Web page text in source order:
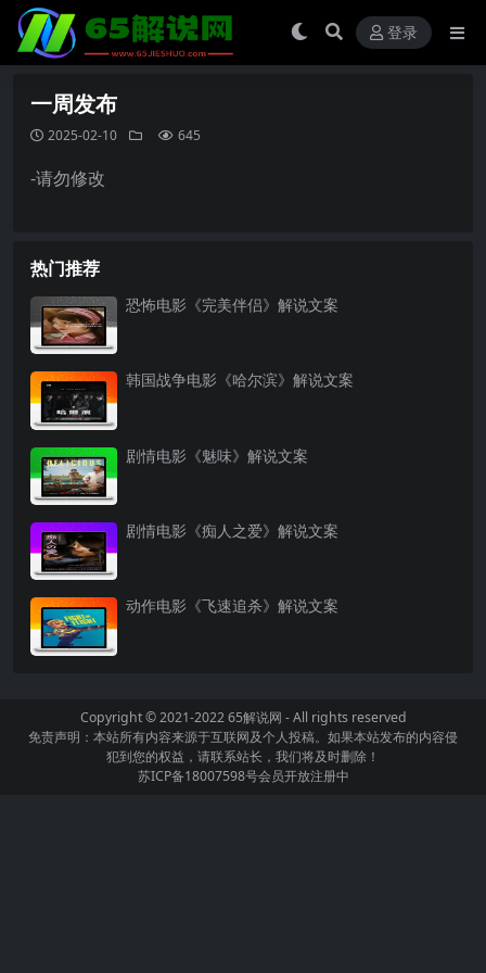
登录
一周发布
2025-02-10 645
-请勿修改
热门推荐
恐怖电影《完美伴侣》解说文案
韩国战争电影《哈尔滨》解说文案
剧情电影《魅味》解说文案
剧情电影《痴人之爱》解说文案
动作电影《飞速追杀》解说文案
Copyright © 2021-202265解说网 - All rights reserved
免责声明：本站所有内容来源于互联网及个人投稿。如果本站发布的内容侵
犯到您的权益，请联系站长，我们将及时删除！
苏ICP备18007598号会员开放注册中